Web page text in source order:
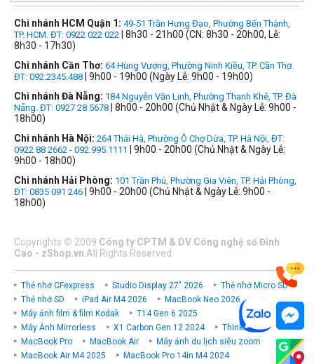
Chi nhánh HCM Quận 1: 49-51 Trần Hưng Đạo, Phường Bến Thành,
TP. HCM. ĐT: 0922 022 022 | 8h30 - 21h00 (CN: 8h30 - 20h00, Lễ:
8h30 - 17h30)
Chi nhánh Cần Thơ: 64 Hùng Vương, Phường Ninh Kiều, TP. Cần Thơ.
ĐT: 092.2345.488 | 9h00 - 19h00 (Ngày Lễ: 9h00 - 19h00)
Chi nhánh Đà Nẵng: 184 Nguyễn Văn Linh, Phường Thanh Khê, TP. Đà
Nẵng. ĐT: 0927 28 5678 | 8h00 - 20h00 (Chủ Nhật & Ngày Lễ: 9h00 -
18h00)
Chi nhánh Hà Nội: 264 Thái Hà, Phường Ô Chợ Dừa, TP. Hà Nội, ĐT:
0922 88 2662 - 092.995.1111
| 9h00 - 20h00 (Chủ Nhật & Ngày Lễ:
9h00 - 18h00)
Chi nhánh Hải Phòng: 101 Trần Phú, Phường Gia Viên, TP. Hải Phòng,
ĐT: 0835 091 246 | 9h00 - 20h00 (Chủ Nhật & Ngày Lễ: 9h00 -
18h00)
Copyrights © 2009 Công ty CPTM & DV Công nghệ số Đỉnh
Cao - zShop.vn All Rights Reserved
Thẻ nhớ CFexpress Studio Display 27" 2026
Thẻ nhớ Micro SD
Thẻ nhớ SD
iPad Air M4 2026
MacBook Neo 2026
Máy ảnh film & film Kodak
T14 Gen 6 2025
Máy Ảnh Mirrorless
X1 Carbon Gen 12 2024
ThinkPad P
MacBook Pro
MacBook Air
Máy ảnh du lịch siêu zoom
MacBook Air M4 2025
MacBook Pro 14in M4 2024